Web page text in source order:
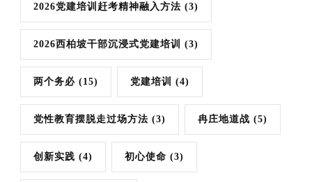
2026党建培训赶考精神融入方法 (3)
2026西柏坡干部沉浸式党建培训 (3)
两个务必 (15) 党建培训 (4)
党性教育摆脱走过场方法 (3) 冉庄地道战 (5)
创新实践 (4) 初心使命 (3)